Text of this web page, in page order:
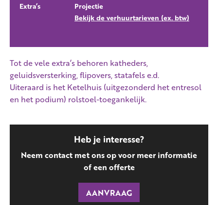
Extra’s
Projectie
Bekijk de verhuurtarieven (ex. btw)
Tot de vele extra’s behoren katheders,
geluidsversterking, flipovers, statafels e.d.
Uiteraard is het Ketelhuis (uitgezonderd het entresol
en het podium) rolstoel-toegankelijk.
Heb je interesse?
Neem contact met ons op voor meer informatie
of een offerte
AANVRAAG